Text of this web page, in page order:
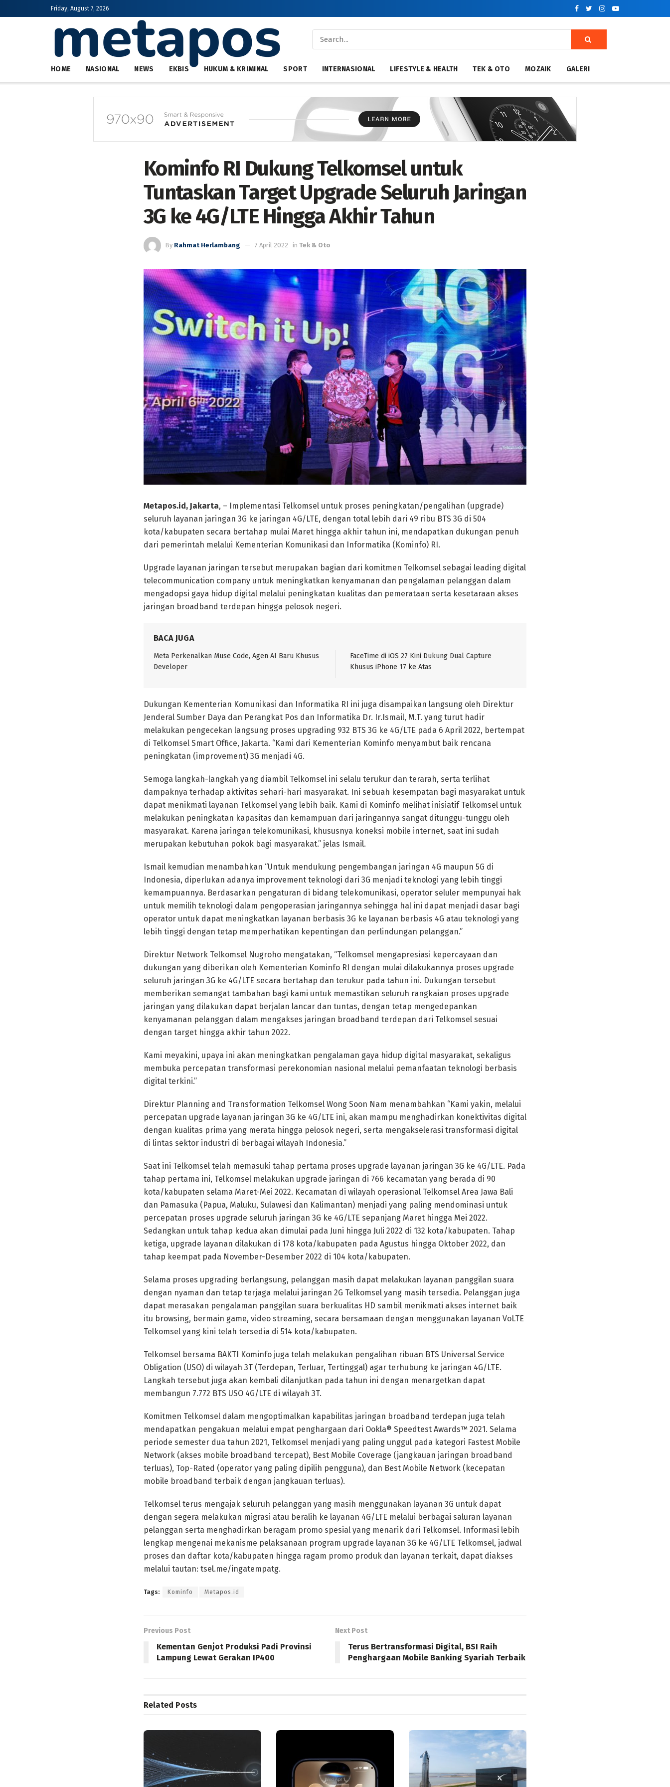
Friday, August 7, 2026
HOME NASIONAL NEWS EKBIS HUKUM & KRIMINAL SPORT INTERNASIONAL LIFESTYLE & HEALTH TEK & OTO MOZAIK GALERI
Kominfo RI Dukung Telkomsel untuk
Tuntaskan Target Upgrade Seluruh Jaringan
3G ke 4G/LTE Hingga Akhir Tahun
By Rahmat Herlambang 7 April 2022 in Tek & Oto
Metapos.id, Jakarta, – Implementasi Telkomsel untuk proses peningkatan/pengalihan (upgrade)
seluruh layanan jaringan 3G ke jaringan 4G/LTE, dengan total lebih dari 49 ribu BTS 3G di 504
kota/kabupaten secara bertahap mulai Maret hingga akhir tahun ini, mendapatkan dukungan penuh
dari pemerintah melalui Kementerian Komunikasi dan Informatika (Kominfo) RI.
Upgrade layanan jaringan tersebut merupakan bagian dari komitmen Telkomsel sebagai leading digital
telecommunication company untuk meningkatkan kenyamanan dan pengalaman pelanggan dalam
mengadopsi gaya hidup digital melalui peningkatan kualitas dan pemerataan serta kesetaraan akses
jaringan broadband terdepan hingga pelosok negeri.
BACA JUGA
Meta Perkenalkan Muse Code, Agen AI Baru Khusus
Developer
FaceTime di iOS 27 Kini Dukung Dual Capture
Khusus iPhone 17 ke Atas
Dukungan Kementerian Komunikasi dan Informatika RI ini juga disampaikan langsung oleh Direktur
Jenderal Sumber Daya dan Perangkat Pos dan Informatika Dr. Ir.Ismail, M.T. yang turut hadir
melakukan pengecekan langsung proses upgrading 932 BTS 3G ke 4G/LTE pada 6 April 2022, bertempat
di Telkomsel Smart Office, Jakarta. “Kami dari Kementerian Kominfo menyambut baik rencana
peningkatan (improvement) 3G menjadi 4G.
Semoga langkah-langkah yang diambil Telkomsel ini selalu terukur dan terarah, serta terlihat
dampaknya terhadap aktivitas sehari-hari masyarakat. Ini sebuah kesempatan bagi masyarakat untuk
dapat menikmati layanan Telkomsel yang lebih baik. Kami di Kominfo melihat inisiatif Telkomsel untuk
melakukan peningkatan kapasitas dan kemampuan dari jaringannya sangat ditunggu-tunggu oleh
masyarakat. Karena jaringan telekomunikasi, khususnya koneksi mobile internet, saat ini sudah
merupakan kebutuhan pokok bagi masyarakat.” jelas Ismail.
Ismail kemudian menambahkan “Untuk mendukung pengembangan jaringan 4G maupun 5G di
Indonesia, diperlukan adanya improvement teknologi dari 3G menjadi teknologi yang lebih tinggi
kemampuannya. Berdasarkan pengaturan di bidang telekomunikasi, operator seluler mempunyai hak
untuk memilih teknologi dalam pengoperasian jaringannya sehingga hal ini dapat menjadi dasar bagi
operator untuk dapat meningkatkan layanan berbasis 3G ke layanan berbasis 4G atau teknologi yang
lebih tinggi dengan tetap memperhatikan kepentingan dan perlindungan pelanggan.”
Direktur Network Telkomsel Nugroho mengatakan, “Telkomsel mengapresiasi kepercayaan dan
dukungan yang diberikan oleh Kementerian Kominfo RI dengan mulai dilakukannya proses upgrade
seluruh jaringan 3G ke 4G/LTE secara bertahap dan terukur pada tahun ini. Dukungan tersebut
memberikan semangat tambahan bagi kami untuk memastikan seluruh rangkaian proses upgrade
jaringan yang dilakukan dapat berjalan lancar dan tuntas, dengan tetap mengedepankan
kenyamanan pelanggan dalam mengakses jaringan broadband terdepan dari Telkomsel sesuai
dengan target hingga akhir tahun 2022.
Kami meyakini, upaya ini akan meningkatkan pengalaman gaya hidup digital masyarakat, sekaligus
membuka percepatan transformasi perekonomian nasional melalui pemanfaatan teknologi berbasis
digital terkini.”
Direktur Planning and Transformation Telkomsel Wong Soon Nam menambahkan “Kami yakin, melalui
percepatan upgrade layanan jaringan 3G ke 4G/LTE ini, akan mampu menghadirkan konektivitas digital
dengan kualitas prima yang merata hingga pelosok negeri, serta mengakselerasi transformasi digital
di lintas sektor industri di berbagai wilayah Indonesia.”
Saat ini Telkomsel telah memasuki tahap pertama proses upgrade layanan jaringan 3G ke 4G/LTE. Pada
tahap pertama ini, Telkomsel melakukan upgrade jaringan di 766 kecamatan yang berada di 90
kota/kabupaten selama Maret-Mei 2022. Kecamatan di wilayah operasional Telkomsel Area Jawa Bali
dan Pamasuka (Papua, Maluku, Sulawesi dan Kalimantan) menjadi yang paling mendominasi untuk
percepatan proses upgrade seluruh jaringan 3G ke 4G/LTE sepanjang Maret hingga Mei 2022.
Sedangkan untuk tahap kedua akan dimulai pada Juni hingga Juli 2022 di 132 kota/kabupaten. Tahap
ketiga, upgrade layanan dilakukan di 178 kota/kabupaten pada Agustus hingga Oktober 2022, dan
tahap keempat pada November-Desember 2022 di 104 kota/kabupaten.
Selama proses upgrading berlangsung, pelanggan masih dapat melakukan layanan panggilan suara
dengan nyaman dan tetap terjaga melalui jaringan 2G Telkomsel yang masih tersedia. Pelanggan juga
dapat merasakan pengalaman panggilan suara berkualitas HD sambil menikmati akses internet baik
itu browsing, bermain game, video streaming, secara bersamaan dengan menggunakan layanan VoLTE
Telkomsel yang kini telah tersedia di 514 kota/kabupaten.
Telkomsel bersama BAKTI Kominfo juga telah melakukan pengalihan ribuan BTS Universal Service
Obligation (USO) di wilayah 3T (Terdepan, Terluar, Tertinggal) agar terhubung ke jaringan 4G/LTE.
Langkah tersebut juga akan kembali dilanjutkan pada tahun ini dengan menargetkan dapat
membangun 7.772 BTS USO 4G/LTE di wilayah 3T.
Komitmen Telkomsel dalam mengoptimalkan kapabilitas jaringan broadband terdepan juga telah
mendapatkan pengakuan melalui empat penghargaan dari Ookla® Speedtest Awards™ 2021. Selama
periode semester dua tahun 2021, Telkomsel menjadi yang paling unggul pada kategori Fastest Mobile
Network (akses mobile broadband tercepat), Best Mobile Coverage (jangkauan jaringan broadband
terluas), Top-Rated (operator yang paling dipilih pengguna), dan Best Mobile Network (kecepatan
mobile broadband terbaik dengan jangkauan terluas).
Telkomsel terus mengajak seluruh pelanggan yang masih menggunakan layanan 3G untuk dapat
dengan segera melakukan migrasi atau beralih ke layanan 4G/LTE melalui berbagai saluran layanan
pelanggan serta menghadirkan beragam promo spesial yang menarik dari Telkomsel. Informasi lebih
lengkap mengenai mekanisme pelaksanaan program upgrade layanan 3G ke 4G/LTE Telkomsel, jadwal
proses dan daftar kota/kabupaten hingga ragam promo produk dan layanan terkait, dapat diakses
melalui tautan: tsel.me/ingatempatg.
Tags: Kominfo Metapos.id
Previous Post
Kementan Genjot Produksi Padi Provinsi
Lampung Lewat Gerakan IP400
Next Post
Terus Bertransformasi Digital, BSI Raih
Penghargaan Mobile Banking Syariah Terbaik
Related Posts